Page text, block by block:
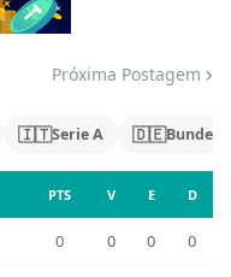
Próxima Postagem
🇮🇹Serie A 🇩🇪
PTS V E D
0 0 0 0